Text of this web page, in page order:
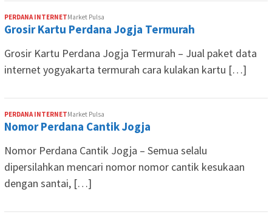
PERDANA INTERNETMarket Pulsa
Grosir Kartu Perdana Jogja Termurah
Grosir Kartu Perdana Jogja Termurah – Jual paket data
internet yogyakarta termurah cara kulakan kartu […]
PERDANA INTERNETMarket Pulsa
Nomor Perdana Cantik Jogja
Nomor Perdana Cantik Jogja – Semua selalu
dipersilahkan mencari nomor nomor cantik kesukaan
dengan santai, […]